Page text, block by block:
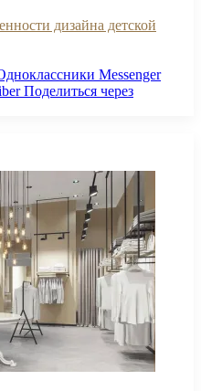
дизайна детской
Messenger
Поделиться через